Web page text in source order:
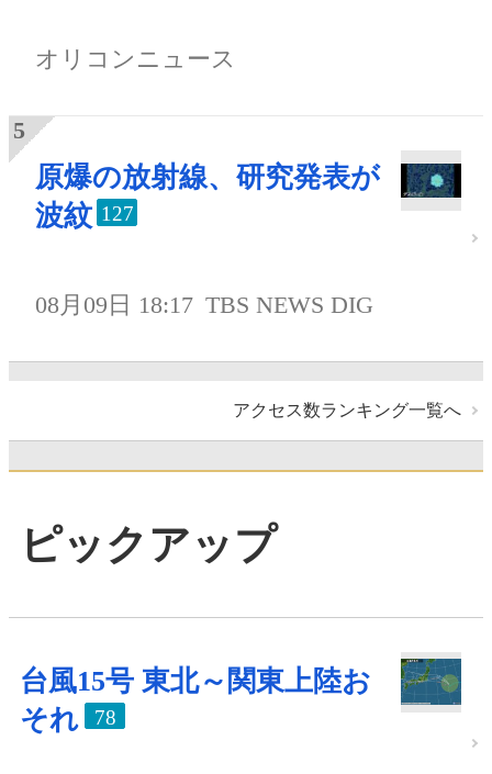
オリコンニュース
原爆の放射線、研究発表が
波紋 127
08月09日 18:17 TBS NEWS DIG
アクセス数ランキング一覧へ
ピックアップ
台風15号 東北～関東上陸お
それ
78